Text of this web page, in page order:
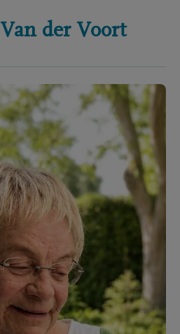
Van der Voort